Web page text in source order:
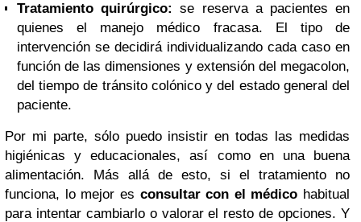
Tratamiento quirúrgico: se reserva a pacientes en
quienes el manejo médico fracasa. El tipo de
intervención se decidirá individualizando cada caso en
función de las dimensiones y extensión del megacolon,
del tiempo de tránsito colónico y del estado general del
paciente.
Por mi parte, sólo puedo insistir en todas las medidas
higiénicas y educacionales, así como en una buena
alimentación. Más allá de esto, si el tratamiento no
funciona, lo mejor es consultar con el médico habitual
para intentar cambiarlo o valorar el resto de opciones. Y